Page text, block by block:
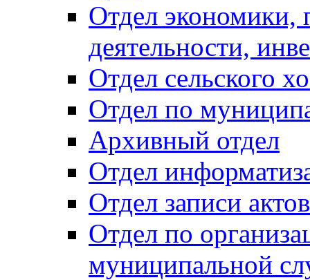
Отдел экономики,
деятельности,
Отдел сельского
Отдел по
Архивный отдел
Отдел
Отдел записи
Отдел по
муниципальной